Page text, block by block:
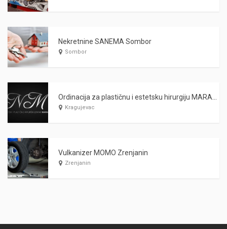
Nekretnine SANEMA Sombor
Sombor
Kragujevac
Vulkanizer MOMO Zrenjanin
Zrenjanin